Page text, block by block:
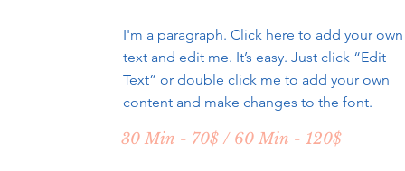
I'm a paragraph. Click here to add your own
text and edit me. It’s easy. Just click “Edit
Text” or double click me to add your own
content and make changes to the font.
30 Min - 70$ / 60 Min - 120$